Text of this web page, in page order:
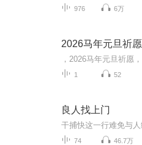
976 6万
2026马年元旦祈愿
1 52
良人找上门
74 46.7万